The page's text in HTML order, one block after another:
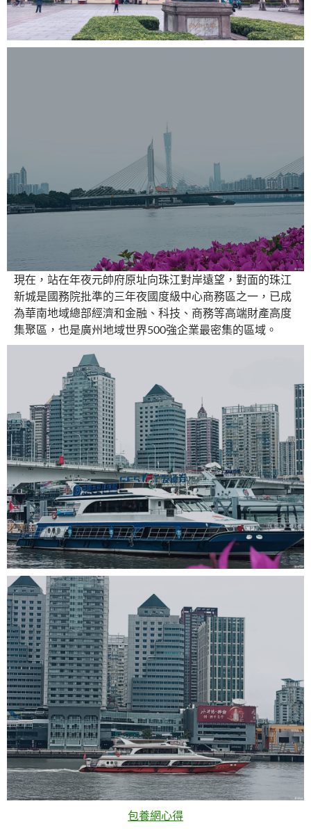
現在，站在年夜元帥府原址向珠江對岸遠望，對面的珠江
新城是國務院批準的三年夜國度級中心商務區之一，已成
為華南地域總部經濟和金融、科技、商務等高端財產高度
集聚區，也是廣州地域世界500強企業最密集的區域。
包養網心得